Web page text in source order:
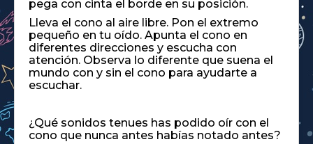
pega con cinta el borde en su posición.
Lleva el cono al aire libre. Pon el extremo
pequeño en tu oído. Apunta el cono en
diferentes direcciones y escucha con
atención. Observa lo diferente que suena el
mundo con y sin el cono para ayudarte a
escuchar.
¿Qué sonidos tenues has podido oír con el
cono que nunca antes habías notado antes?